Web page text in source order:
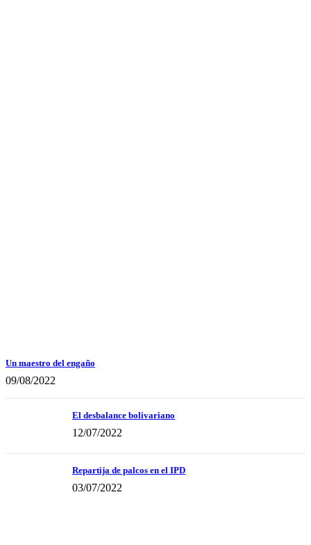
Un maestro del engaño
09/08/2022
El desbalance bolivariano
12/07/2022
Repartija de palcos en el IPD
03/07/2022